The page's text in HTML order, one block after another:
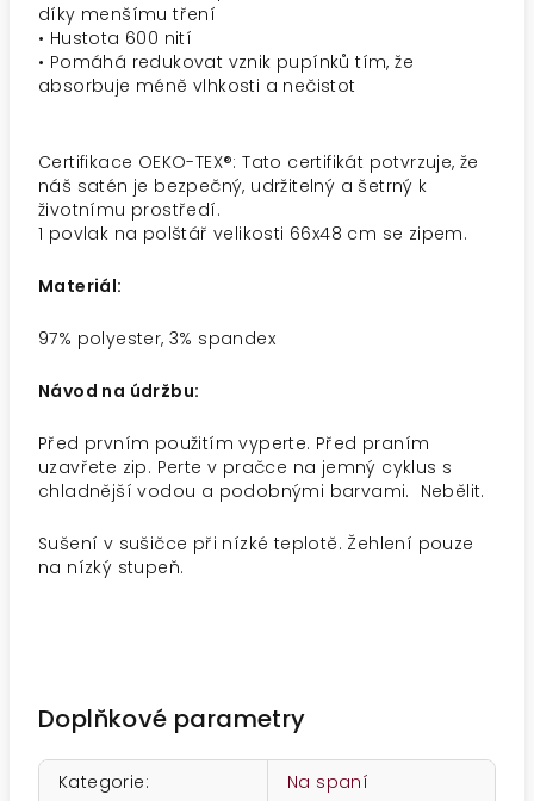
díky menšímu tření
• Hustota 600 nití
• Pomáhá redukovat vznik pupínků tím, že
absorbuje méně vlhkosti a nečistot
Certifikace OEKO-TEX®: Tato certifikát potvrzuje, že
náš satén je bezpečný, udržitelný a šetrný k
životnímu prostředí.
1 povlak na polštář velikosti 66x48 cm se zipem.
Materiál:
97% polyester, 3% spandex
Návod na údržbu:
Před prvním použitím vyperte. Před praním
uzavřete zip. Perte v pračce na jemný cyklus s
chladnější vodou a podobnými barvami. Nebělit.
Sušení v sušičce při nízké teplotě. Žehlení pouze
na nízký stupeň.
Doplňkové parametry
Kategorie:
Na spaní